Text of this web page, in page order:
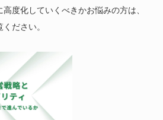
度化していくべきかお悩みの方は、
ださい。